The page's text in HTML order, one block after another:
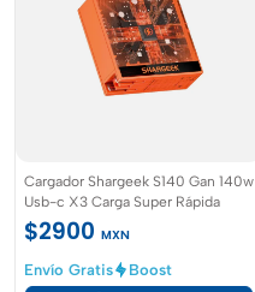
Cargador Shargeek S140 Gan 140w
Usb-c X3 Carga Super Rápida
$2900 MXN
Envío Gratis
Boost